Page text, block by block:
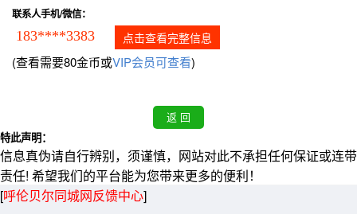
联系人手机/微信：
183****3383 点击查看完整信息
(查看需要80金币或VIP会员可查看)
特此声明：
信息真伪请自行辨别，须谨慎，网站对此不承担任何保证或连带
责任! 希望我们的平台能为您带来更多的便利！
[呼伦贝尔同城网反馈中心]